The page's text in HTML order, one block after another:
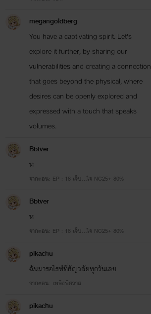
megangoldberg
You have a captivating spirit. Let's
explore it further, by sharing our
vulnerabilities and creating a connection
that goes beyond the physical, where
desires can be openly explored and
expressed with a touch that speaks
volumes.
Bbtver
ห
จากตอน: EP : 18 เจ็บ...ใจ NC25+ 80%
Bbtver
ห
จากตอน: EP : 18 เจ็บ...ใจ NC25+ 80%
pikachu
ฉันมารอไรท์ที่ธัญวลัยทุกวันเลย
จากตอน: เพลิงพิศวาส
pikachu